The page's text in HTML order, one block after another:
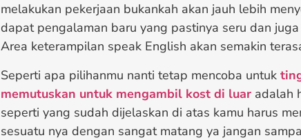
melakukan pekerjaan bukankah akan jauh lebih
dapat pengalaman baru yang pastinya seru dan
Area keterampilan speak English akan semakin
Seperti apa pilihanmu nanti tetap mencoba untuk
memutuskan untuk mengambil kost di luar adalah
seperti yang sudah dijelaskan di atas kamu harus
sesuatu nya dengan sangat matang ya jangan